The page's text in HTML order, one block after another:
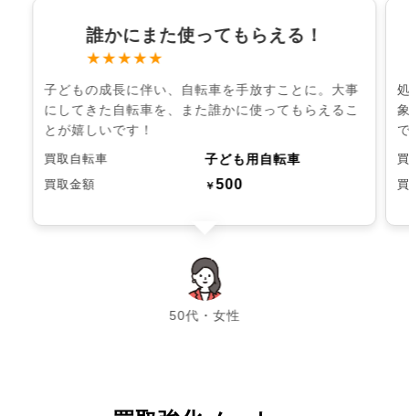
誰かにまた使ってもらえる！
★★★★★
子どもの成長に伴い、自転車を手放すことに。大事
にしてきた自転車を、また誰かに使ってもらえるこ
とが嬉しいです！
買取自転車 子ども用自転車
買取金額 ￥500
50代・女性
chevron_left chevron_right